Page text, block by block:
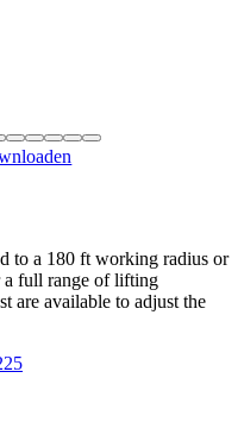
to a 180 ft working radius or
a full range of lifting
are available to adjust the